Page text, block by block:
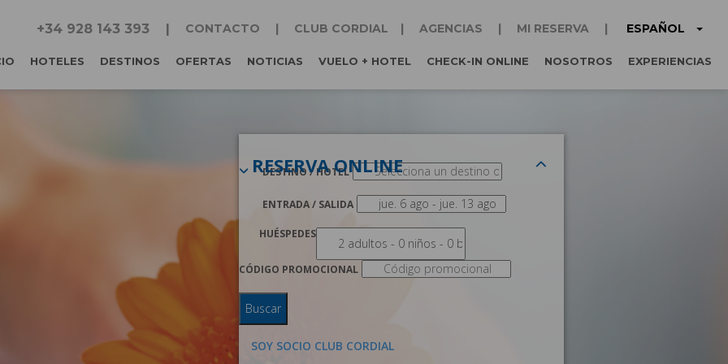
+34 928 143 393 CONTACTO CLUB CORDIAL AGENCIAS MI RESERVA ESPAÑOL
HOTELES DESTINOS OFERTAS NOTICIAS VUELO + HOTEL CHECK-IN ONLINE NOSOTROS EXPERIENCIAS
RESERVA ONLINE
DESTINO / HOTEL
ENTRADA / SALIDA
HUÉSPEDES
CÓDIGO PROMOCIONAL
Buscar
SOY SOCIO CLUB CORDIAL